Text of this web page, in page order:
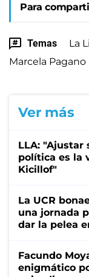
Para
Temas La
Marcela Pagano
Ver más
LLA: "Ajustar
política es la
Kicillof"
La UCR
una jornada
dar la pelea
Facundo
enigmático